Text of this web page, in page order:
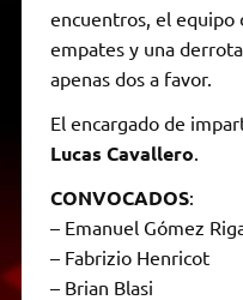
encuentros, el equipo
empates y una
apenas dos a favor.
El encargado de
Lucas Cavallero
CONVOCADOS:
– Emanuel Gómez
– ⁠Fabrizio Henricot
– ⁠Brian Blasi